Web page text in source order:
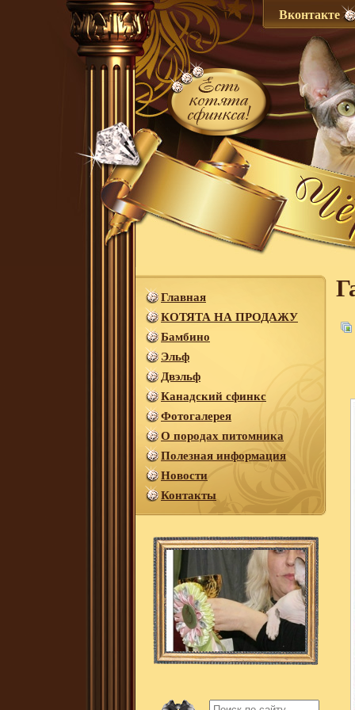
Вконтакте
Главная
КОТЯТА НА ПРОДАЖУ
Бамбино
Эльф
Двэльф
Канадский сфинкс
Фотогалерея
О породах питомника
Полезная информация
Новости
Контакты